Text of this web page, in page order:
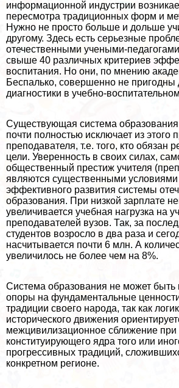
информационной индустрии
пересмотра традиционных форм и
Нужно не просто больше и дольше
другому. Здесь есть серьезные
отечественными учеными-
свыше 40 различных критериев
воспитания. Но они, по мнению
Беспалько, совершенно не пригодны
диагностики в учебно-
Существующая система
почти полностью иск­лючает из этого
преподавателя, т.е. того, кто обязан
цели. Уверенность в своих силах,
общественный престиж учителя
являются существенными условиями
эффективного развития системы
образования. При низкой зарплате
увеличивается учебная нагрузка на
преподавателей вузов. Так, за
студентов возросло в два раза и
насчитывается почти 6 млн. А
увеличилось не более чем на 8%.
Система образования не может быть
опоры на фунда­ментальные
традиции своего народа, так как
исторического движения
межцивилизационное сближение при
конституирующего ядра того или
прогрессивных традиций,
конкретном регионе.